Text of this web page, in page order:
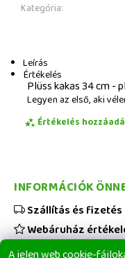
Kategória:
Leírás
Értékelés
Plüss kakas 34 cm -
Legyen az első, aki
Értékelés
INFORMÁCIÓK
Szállítás és fizetés
Webáruház
Viszonteladóknak